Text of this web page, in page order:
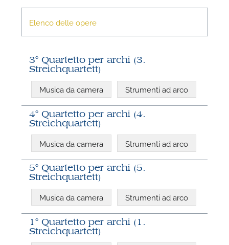
Elenco delle opere
3° Quartetto per archi (3.
Streichquartett)
Musica da camera Strumenti ad arco
4° Quartetto per archi (4.
Streichquartett)
Musica da camera Strumenti ad arco
5° Quartetto per archi (5.
Streichquartett)
Musica da camera Strumenti ad arco
1° Quartetto per archi (1.
Streichquartett)